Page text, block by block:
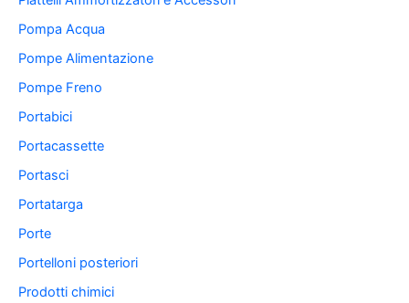
Pompa Acqua
Pompe Alimentazione
Pompe Freno
Portabici
Portacassette
Portasci
Portatarga
Porte
Portelloni posteriori
Prodotti chimici